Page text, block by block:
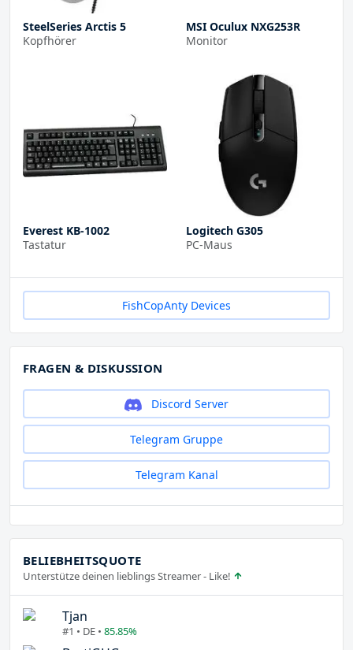
SteelSeries Arctis 5
Kopfhörer
MSI Oculux NXG253R
Monitor
Everest KB-1002
Tastatur
Logitech G305
PC-Maus
FishCopAnty Devices
FRAGEN & DISKUSSION
Discord Server
Telegram Gruppe
Telegram Kanal
BELIEBHEITSQUOTE
Unterstütze deinen lieblings Streamer - Like!
Tjan
#1 • DE • 85.85%